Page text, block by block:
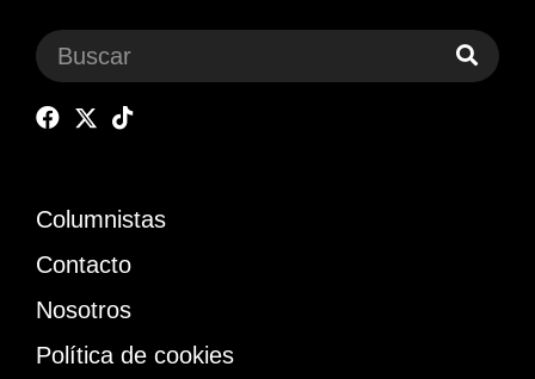
Columnistas
Contacto
Nosotros
Política de cookies